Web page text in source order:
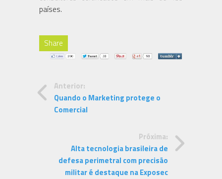
países.
Share
Anterior:
Quando o Marketing protege o
Comercial
Próxima:
Alta tecnologia brasileira de
defesa perimetral com precisão
militar é destaque na Exposec